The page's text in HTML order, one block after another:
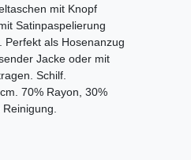
mit Knopf
Satinpaspelierung
Perfekt als Hosenanzug
Jacke oder mit
Schilf.
70% Rayon, 30%